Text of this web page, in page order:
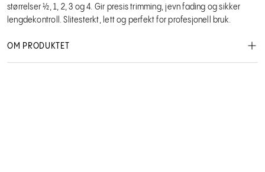
størrelser ½, 1, 2, 3 og 4. Gir presis trimming, jevn fading og sikker
lengdekontroll. Slitesterkt, lett og perfekt for profesjonell bruk.
OM PRODUKTET